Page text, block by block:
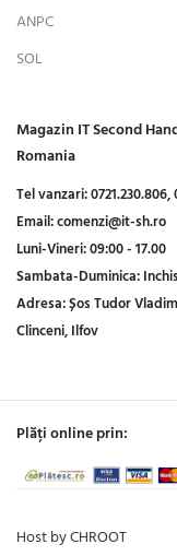
ANPC
SOL
Magazin IT Second
Romania
Tel vanzari:0721.230.806,
Email:comenzi@it-sh.ro
Luni-Vineri:09:00 - 17.00
Sambata-Duminica:Inchis
Adresa:Șos Tudor
Clinceni, Ilfov
Plăți online prin:
Host by CHROOT